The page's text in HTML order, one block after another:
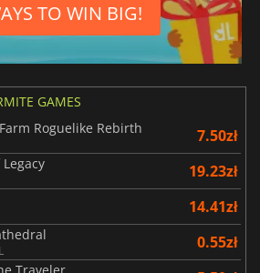
TO WIN BIG!
GAMES
Roguelike Rebirth
7.50zł
19.23zł
14.41zł
0.55zł